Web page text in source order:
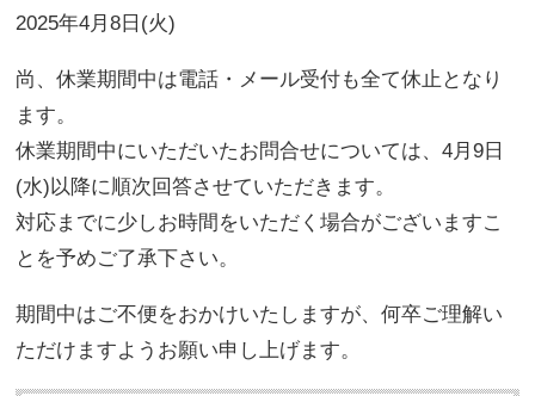
2025年4月8日(火)
尚、休業期間中は電話・メール受付も全て休止となり
ます。
休業期間中にいただいたお問合せについては、4月9日
(水)以降に順次回答させていただきます。
対応までに少しお時間をいただく場合がございますこ
とを予めご了承下さい。
期間中はご不便をおかけいたしますが、何卒ご理解い
ただけますようお願い申し上げます。